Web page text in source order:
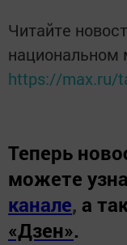
Читайте
https://max.ru/
Теперь
можете
канале, а
«Дзен».